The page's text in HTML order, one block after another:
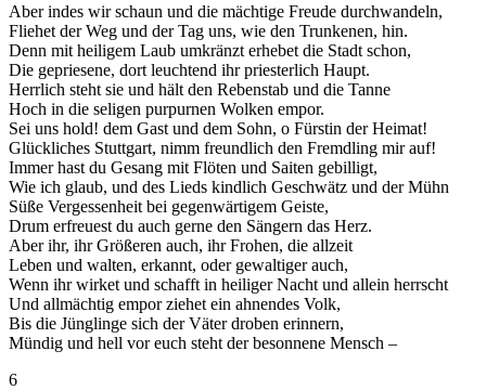
Aber indes wir schaun und die mächtige Freude durchwandeln,
Fliehet der Weg und der Tag uns, wie den Trunkenen, hin.
Denn mit heiligem Laub umkränzt erhebet die Stadt schon,
Die gepriesene, dort leuchtend ihr priesterlich Haupt.
Herrlich steht sie und hält den Rebenstab und die Tanne
Hoch in die seligen purpurnen Wolken empor.
Sei uns hold! dem Gast und dem Sohn, o Fürstin der Heimat!
Glückliches Stuttgart, nimm freundlich den Fremdling mir auf!
Immer hast du Gesang mit Flöten und Saiten gebilligt,
Wie ich glaub, und des Lieds kindlich Geschwätz und der Mühn
Süße Vergessenheit bei gegenwärtigem Geiste,
Drum erfreuest du auch gerne den Sängern das Herz.
Aber ihr, ihr Größeren auch, ihr Frohen, die allzeit
Leben und walten, erkannt, oder gewaltiger auch,
Wenn ihr wirket und schafft in heiliger Nacht und allein herrscht
Und allmächtig empor ziehet ein ahnendes Volk,
Bis die Jünglinge sich der Väter droben erinnern,
Mündig und hell vor euch steht der besonnene Mensch –
6